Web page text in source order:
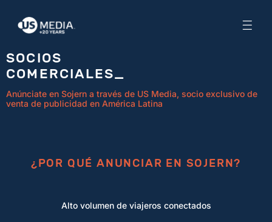
SOCIOS
COMERCIALES_
Anúnciate en Sojern a través de US Media, socio exclusivo de
venta de publicidad en América Latina
¿POR QUÉ ANUNCIAR EN SOJERN?
Alto volumen de viajeros conectados